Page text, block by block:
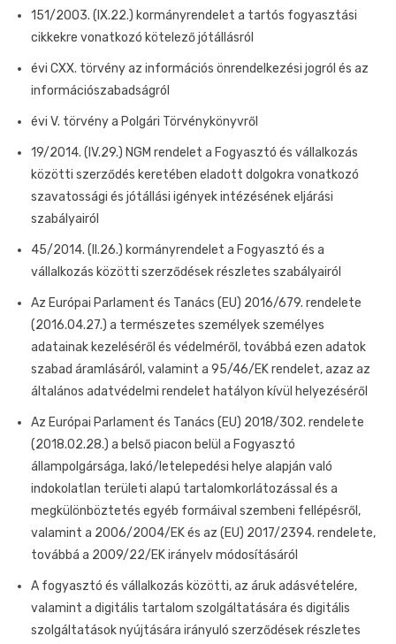
151/2003. (IX.22.) kormányrendelet a tartós fogyasztási
cikkekre vonatkozó kötelező jótállásról
évi CXX. törvény az információs önrendelkezési jogról és az
információszabadságról
évi V. törvény a Polgári Törvénykönyvről
19/2014. (IV.29.) NGM rendelet a Fogyasztó és vállalkozás
közötti szerződés keretében eladott dolgokra vonatkozó
szavatossági és jótállási igények intézésének eljárási
szabályairól
45/2014. (II.26.) kormányrendelet a Fogyasztó és a
vállalkozás közötti szerződések részletes szabályairól
Az Európai Parlament és Tanács (EU) 2016/679. rendelete
(2016.04.27.) a természetes személyek személyes
adatainak kezeléséről és védelméről, továbbá ezen adatok
szabad áramlásáról, valamint a 95/46/EK rendelet, azaz az
általános adatvédelmi rendelet hatályon kívül helyezéséről
Az Európai Parlament és Tanács (EU) 2018/302. rendelete
(2018.02.28.) a belső piacon belül a Fogyasztó
állampolgársága, lakó/letelepedési helye alapján való
indokolatlan területi alapú tartalomkorlátozással és a
megkülönböztetés egyéb formáival szembeni fellépésről,
valamint a 2006/2004/EK és az (EU) 2017/2394. rendelete,
továbbá a 2009/22/EK irányelv módosításáról
A fogyasztó és vállalkozás közötti, az áruk adásvételére,
valamint a digitális tartalom szolgáltatására és digitális
szolgáltatások nyújtására irányuló szerződések részletes